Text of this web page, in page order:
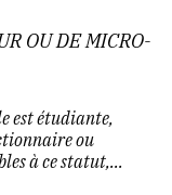
OU DE MICRO-
est étudiante,
ou
à ce statut,...